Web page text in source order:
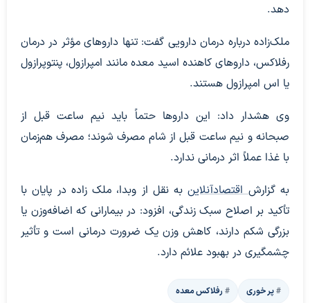
دهد.
ملک‌زاده درباره درمان دارویی گفت: تنها داروهای مؤثر در درمان
رفلاکس، داروهای کاهنده اسید معده مانند امپرازول، پنتوپرازول
یا اس امپرازول هستند.
وی هشدار داد: این داروها حتماً باید نیم ساعت قبل از
صبحانه و نیم ساعت قبل از شام مصرف شوند؛ مصرف هم‌زمان
با غذا عملاً اثر درمانی ندارد.
به گزارشاقتصادآنلاینبه نقل از وبدا، ملک زاده در پایان با
تأکید بر اصلاح سبک زندگی، افزود: در بیمارانی که اضافه‌وزن یا
بزرگی شکم دارند، کاهش وزن یک ضرورت درمانی است و تأثیر
چشمگیری در بهبود علائم دارد.
پر خوری رفلاکس معده